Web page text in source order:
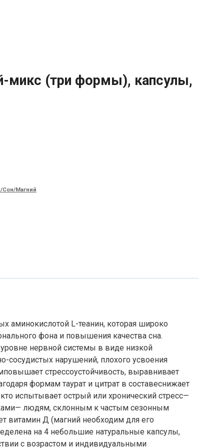
микс (три формы), капсулы,
Сон/Магний
аминокислотой L-теанин, которая широко
фона и повышения качества сна.
нервной системы в виде низкой
сосудистых нарушений, плохого усвоения
стрессоустойчивость, выравнивает
формам таурат и цитрат в составеснижает
испытывает острый или хронический стресс—
людям, склонным к частым сезонным
витамин Д (магний необходим для его
на 4 небольшие натуральные капсулы,
с возрастом и индивидуальными